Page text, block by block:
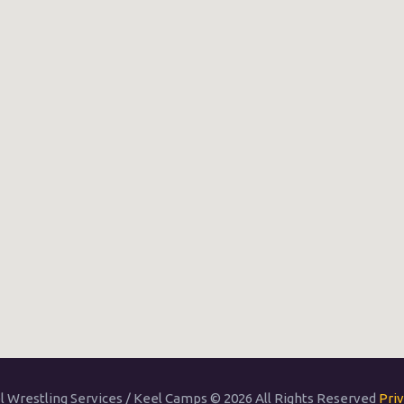
Wrestling Services / Keel Camps © 2026 All Rights Reserved